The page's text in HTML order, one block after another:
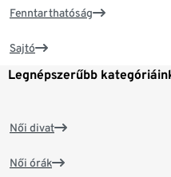
Fenntarthatóság
Sajtó
Legnépszerűbb
Női divat
Női órák